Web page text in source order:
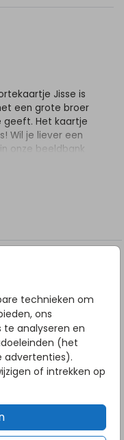
technieken om
ons
te analyseren en
(het
advertenties).
of intrekken op
Jisse is
een grote broer
geeft. Het kaartje
Wil je liever een
onze beeldbank
LEUK